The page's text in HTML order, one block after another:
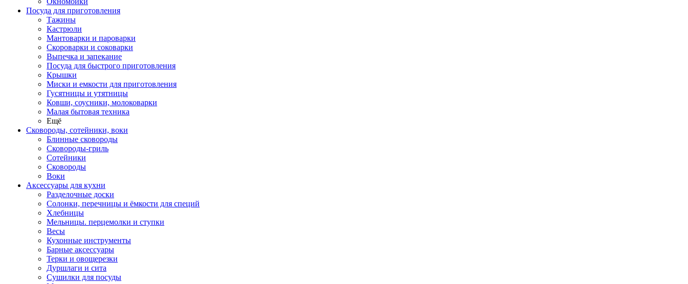
Посуда для приготовления
Тажины
Кастрюли
Мантоварки и пароварки
Скороварки и соковарки
Выпечка и запекание
Посуда для быстрого приготовления
Крышки
Миски и емкости для приготовления
Гусятницы и утятницы
Ковши, соусники, молоковарки
Малая бытовая техника
Ещё
Сковороды, сотейники, воки
Блинные сковороды
Сковороды-гриль
Сотейники
Сковороды
Воки
Аксессуары для кухни
Разделочные доски
Солонки, перечницы и ёмкости для специй
Хлебницы
Мельницы. перцемолки и ступки
Весы
Кухонные инструменты
Барные аксессуары
Терки и овощерезки
Дуршлаги и сита
Сушилки для посуды